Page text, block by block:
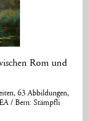
Rom und
63 Abbildungen,
/ Bern: Stämpfli